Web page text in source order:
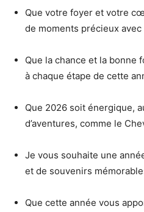
Que votre foyer et votre
de moments précieux
Que la chance et la bonne
à chaque étape de cette
Que 2026 soit énergique,
d’aventures, comme le
Je vous souhaite une
et de souvenirs
Que cette année vous